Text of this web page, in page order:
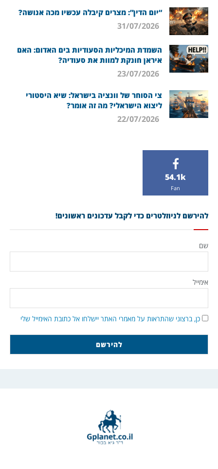
“יום הדין”: מצרים קיבלה עכשיו מכה אנושה?
השמדת המיכליות הסעודיות בים האדום: האם
איראן חונקת למוות את סעודיה?
צי הסוחר של וונציה בישראל: שיא היסטורי
ליצוא הישראלי? מה זה אומר?
54.1k
Fan
להירשם לניוזלטרים כדי לקבל עדכונים ראשונים!
שם
אימייל
כן, ברצוני שהתראות על מאמרי האתר יישלחו אל כתובת האימייל שלי